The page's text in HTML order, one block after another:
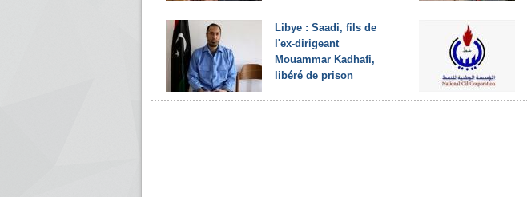
Libye : Saadi, fils de
l'ex-dirigeant
Mouammar Kadhafi,
libéré de prison